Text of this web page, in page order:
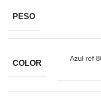
PESO
COLOR
Azul ref